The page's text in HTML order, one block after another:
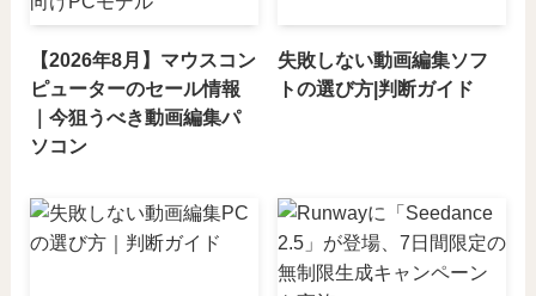
【2026年8月】マウスコン
ピューターのセール情報
｜今狙うべき動画編集パ
ソコン
失敗しない動画編集ソフ
トの選び方|判断ガイド